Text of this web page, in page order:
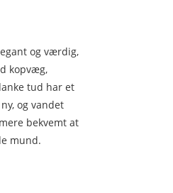
og værdig,
kopvæg,
tud har et
og vandet
bekvemt at
mund.